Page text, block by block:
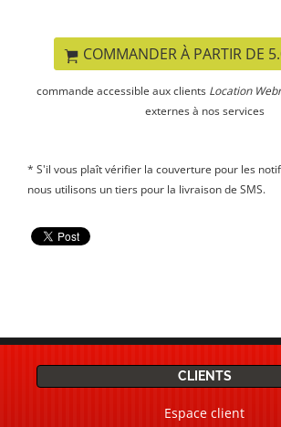
COMMANDER À PARTIR DE
commande accessible aux clients Location
externes à nos services
* S'il vous plaît vérifier la couverture pour les
nous utilisons un tiers pour la livraison de SMS.
CLIENTS
Espace client